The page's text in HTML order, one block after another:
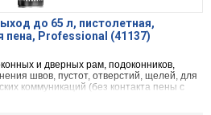
до 65 л, пистолетная,
пена, Professional (41137)
и дверных рам, подоконников,
швов, пустот, отверстий, щелей, для
коммуникаций (без контакта пены с